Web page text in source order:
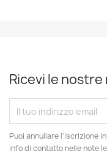
Ricevi le
Puoi annullare l'iscrizione
info di contatto nelle note